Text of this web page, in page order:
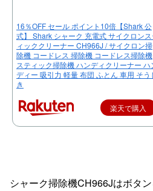
16％OFF セール ポイント10倍【Shark 公
式】 Shark シャーク 充電式 サイクロンス
ィッククリーナー CH966J / サイクロン掃
除機 コードレス 掃除機 コードレス掃除機
スティック掃除機 ハンディクリーナー ハ
ディー 吸引力 軽量 布団 ふとん 車用 そう
き
楽天で購入
シャーク掃除機CH966Jはボタ